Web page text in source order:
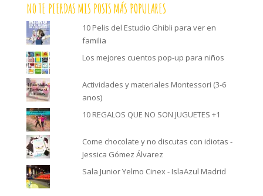
NO TE PIERDAS MIS POSTS MÁS POPULARES
10 Pelis del Estudio Ghibli para ver en
familia
Los mejores cuentos pop-up para niños
Actividades y materiales Montessori (3-6
anos)
10 REGALOS QUE NO SON JUGUETES +1
Come chocolate y no discutas con idiotas -
Jessica Gómez Álvarez
Sala Junior Yelmo Cinex - IslaAzul Madrid